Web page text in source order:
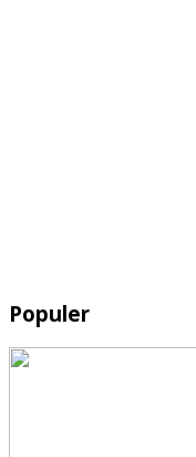
Populer